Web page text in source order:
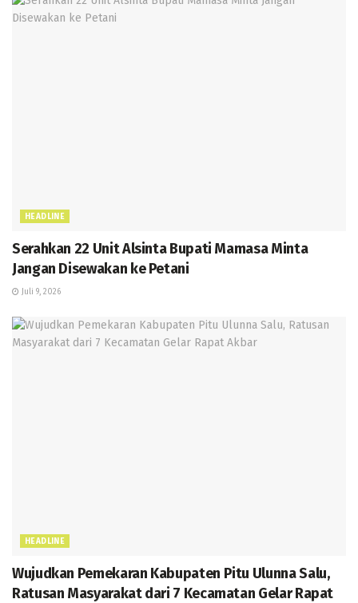
HEADLINE
Serahkan 22 Unit Alsinta Bupati Mamasa Minta
Jangan Disewakan ke Petani
Juli 9, 2026
HEADLINE
Wujudkan Pemekaran Kabupaten Pitu Ulunna Salu,
Ratusan Masyarakat dari 7 Kecamatan Gelar Rapat